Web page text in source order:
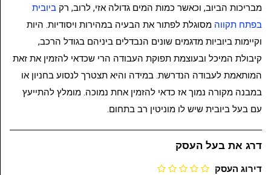
מבריכות הביוב, וכאשר כמות המים גדולה אזי, לרוב, רק ביובית
בפתח תקווה מסוגלת לפתור את הבעיה במהירות ויסודיות. היות
וקיימות ביוביות מדגמים שונים הנבדלים ביניהם בגודל הרכב,
קיבולת המיכל ובעוצמת תפוקת העבודה הרי שכדאי להזמין את זאת
המותאמת לעבודה הנדרשת. במידה והיא תצטרך לנסוע בחניון או
במבנה מקורה נמוך אז כדאי להזמין אחת נמוכה. מומלץ להתייעץ
עם בעל ביובית שיש לו מוניטין רב בתחום.
דרג את בעל העסק
דירוג העסק